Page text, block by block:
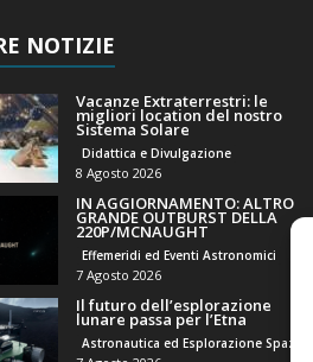
NOTIZIE
Vacanze Extraterrestri: le
migliori location del nostro
Sistema Solare
Didattica e Divulgazione
8 Agosto 2026
IN AGGIORNAMENTO: ALTRO
GRANDE OUTBURST DELLA
220P/MCNAUGHT
Effemeridi ed Eventi Astronomici
7 Agosto 2026
Il futuro dell’esplorazione
lunare passa per l’Etna